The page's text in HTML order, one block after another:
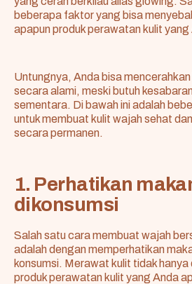
beberapa faktor yang bisa
apapun produk perawatan kulit yang
Untungnya, Anda bisa
secara alami, meski butuh
sementara. Di bawah ini adalah
untuk membuat kulit wajah sehat
secara permanen.
1. Perhatikan
dikonsumsi
Salah satu cara membuat wajah
adalah dengan memperhatikan
konsumsi. Merawat kulit tidak
produk perawatan kulit yang Anda